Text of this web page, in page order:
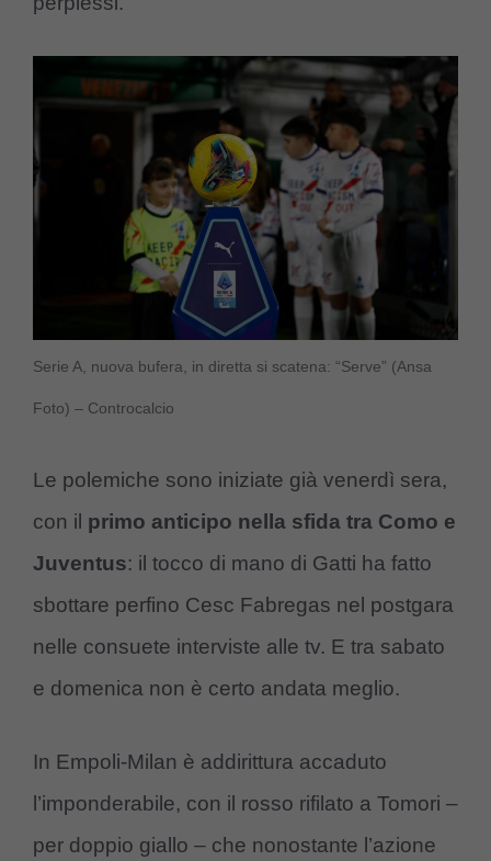
Serie A, nuova bufera, in diretta si scatena: “Serve” (Ansa
Foto) – Controcalcio
Le polemiche sono iniziate già venerdì sera,
con il primo anticipo nella sfida tra Como e
Juventus: il tocco di mano di Gatti ha fatto
sbottare perfino Cesc Fabregas nel postgara
nelle consuete interviste alle tv. E tra sabato
e domenica non è certo andata meglio.
In Empoli-Milan è addirittura accaduto
l’imponderabile, con il rosso rifilato a Tomori –
per doppio giallo – che nonostante l’azione